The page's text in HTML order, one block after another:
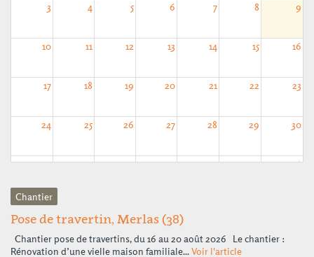
3 4 5 6 7 8 9
10 11 12 13 14 15 16
17 18 19 20 21 22 23
24 25 26 27 28 29 30
31 1 2 3 4 5 6
Chantier
Pose de travertin, Merlas (38)
Chantier pose de travertins, du 16 au 20 août 2026 Le chantier :
Rénovation d’une vielle maison familiale...Voir l'article